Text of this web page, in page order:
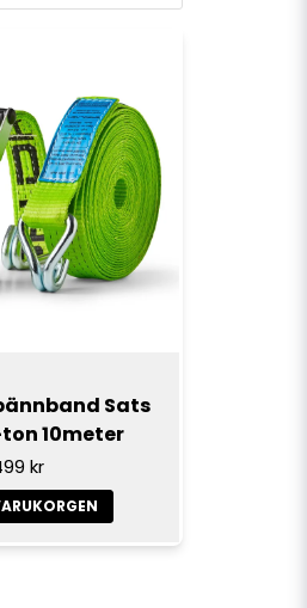
Sats
10meter
kr